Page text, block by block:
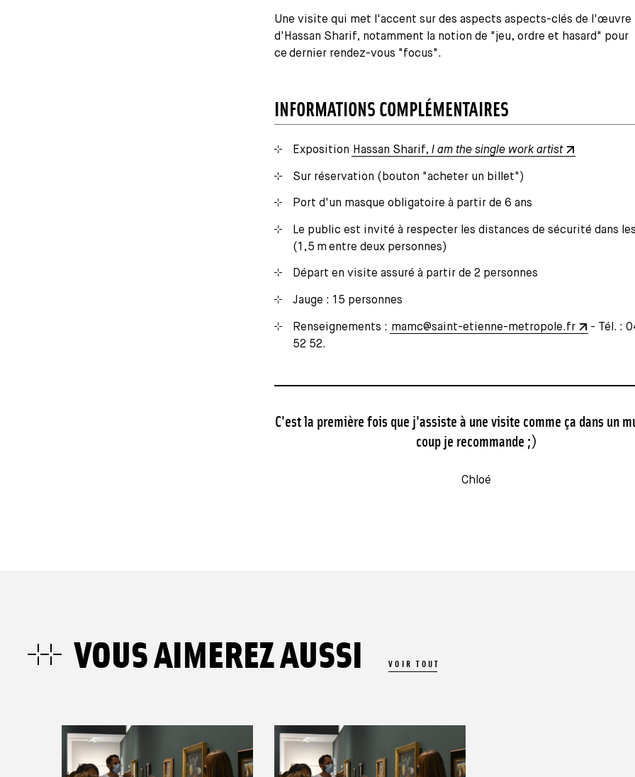
Une visite qui met l'accent sur des aspects aspects-clés de l'œuvre
d'Hassan Sharif, notamment la notion de "jeu, ordre et hasard" pour
ce dernier rendez-vous "focus".
INFORMATIONS COMPLÉMENTAIRES
Exposition Hassan Sharif, I am the single work artist
Sur réservation (bouton "acheter un billet")
Port d'un masque obligatoire à partir de 6 ans
Le public est invité à respecter les distances de sécurité dans
(1,5 m entre deux personnes)
Départ en visite assuré à partir de 2 personnes
Jauge : 15 personnes
Renseignements : mamc@saint-etienne-metropole.fr
- Tél. :
52 52.
C'est la première fois que j'assiste à une visite comme ça dans un
coup je recommande ;)
Chloé
VOUS AIMEREZ AUSSI VOIR TOUT